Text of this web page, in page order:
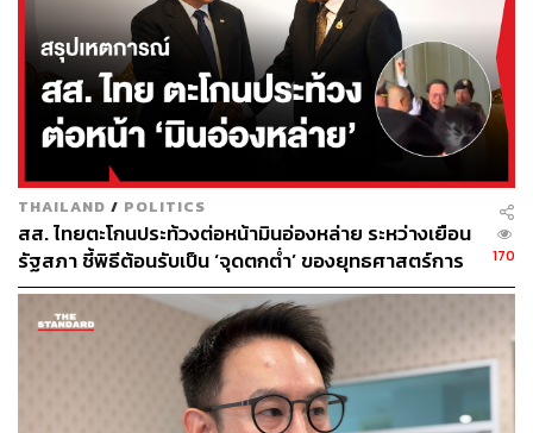
THAILAND / POLITICS
สส. ไทยตะโกนประท้วงต่อหน้ามินอ่องหล่าย ระหว่างเยือน
รัฐสภา ชี้พิธีต้อนรับเป็น ‘จุดตกต่ำ’ ของยุทธศาสตร์การ
ทูตไทย
170